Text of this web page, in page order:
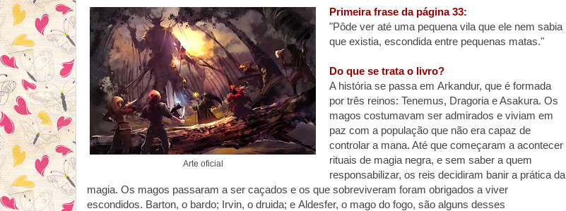
Arte oficial
Primeira frase da página 33:
"Pôde ver até uma pequena vila que ele nem sabia
que existia, escondida entre pequenas matas."
Do que se trata o livro?
A história se passa em Arkandur, que é formada
por três reinos: Tenemus, Dragoria e Asakura. Os
magos costumavam ser admirados e viviam em
paz com a população que não era capaz de
controlar a mana. Até que começaram a acontecer
rituais de magia negra, e sem saber a quem
responsabilizar, os reis decidiram banir a prática da
magia. Os magos passaram a ser caçados e os que sobreviveram foram obrigados a viver
escondidos. Barton, o bardo; Irvin, o druida; e Aldesfer, o mago do fogo, são alguns desses